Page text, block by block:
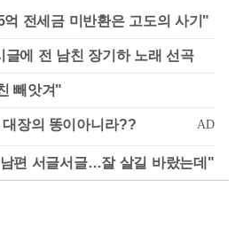
전세금 미반환은 고도의 사기"
글에 전 남친 장기하 노래 선곡
빼앗겨"
편 서글서글…잘 살길 바랐는데"